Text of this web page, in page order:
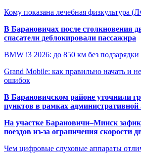
Кому показана лечебная физкультура
В Барановичах после столкновения
спасатели деблокировали пассажира
BMW i3 2026: до 850 км без подзарядки
Grand Mobile: как правильно начать и
ошибок
В Барановичском районе уточнили
пунктов в рамках административной
На участке Барановичи–Минск
поездов из-за ограничения скорости
Чем цифровые слуховые аппараты